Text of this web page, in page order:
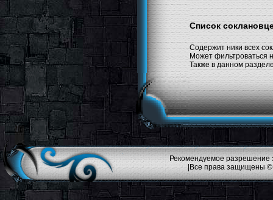
Список
Содержит ники всех
Может фильтроваться
Также в данном
Рекомендуемое разрешение
|Все права защищены